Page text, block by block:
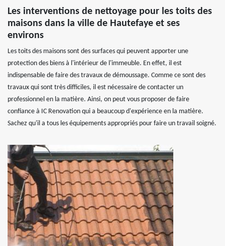
Les interventions de nettoyage pour les toits des
maisons dans la ville de Hautefaye et ses
environs
Les toits des maisons sont des surfaces qui peuvent apporter une
protection des biens à l'intérieur de l'immeuble. En effet, il est
indispensable de faire des travaux de démoussage. Comme ce sont des
travaux qui sont très difficiles, il est nécessaire de contacter un
professionnel en la matière. Ainsi, on peut vous proposer de faire
confiance à IC Renovation qui a beaucoup d'expérience en la matière.
Sachez qu'il a tous les équipements appropriés pour faire un travail soigné.